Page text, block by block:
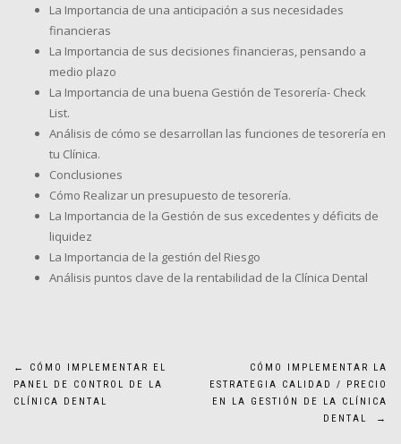
La Importancia de una anticipación a sus necesidades
financieras
La Importancia de sus decisiones financieras, pensando a
medio plazo
La Importancia de una buena Gestión de Tesorería- Check
List.
Análisis de cómo se desarrollan las funciones de tesorería en
tu Clínica.
Conclusiones
Cómo Realizar un presupuesto de tesorería.
La Importancia de la Gestión de sus excedentes y déficits de
liquidez
La Importancia de la gestión del Riesgo
Análisis puntos clave de la rentabilidad de la Clínica Dental
Navegación
de
←
CÓMO IMPLEMENTAR EL
PANEL DE CONTROL DE LA
CLÍNICA DENTAL
CÓMO IMPLEMENTAR LA
ESTRATEGIA CALIDAD / PRECIO
EN LA GESTIÓN DE LA CLÍNICA
DENTAL
→